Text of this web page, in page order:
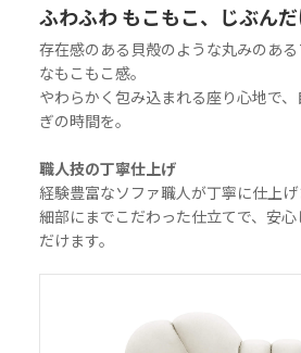
ふわふわ もこもこ、じぶんだ
存在感のある貝殻のような丸みのあ
なもこもこ感。
やわらかく包み込まれる座り心地で
ぎの時間を。
職人技の丁寧仕上げ
経験豊富なソファ職人が丁寧に仕上げ
細部にまでこだわった仕立てで、安
だけます。